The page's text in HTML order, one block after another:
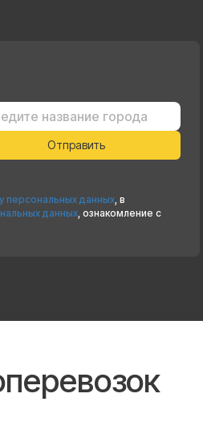
персональных данных, в
данных, ознакомление с